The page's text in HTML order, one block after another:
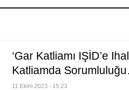
‘Gar Katliamı IŞİD’e
Katliamda
11 Ekim 2023 - 15:23